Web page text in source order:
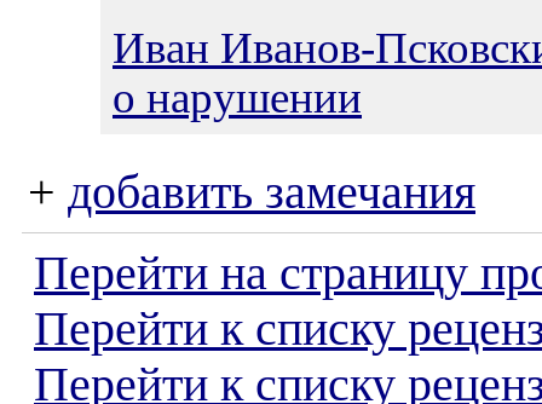
Иван Иванов-
о нарушении
+ добавить замечания
Перейти на страницу
Перейти к списку
Перейти к списку